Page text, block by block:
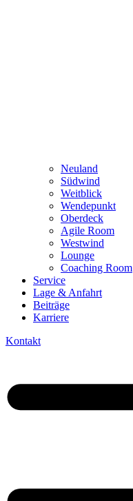
Neuland
Südwind
Weitblick
Wendepunkt
Oberdeck
Agile Room
Westwind
Lounge
Coaching Room
Service
Lage & Anfahrt
Beiträge
Karriere
Kontakt